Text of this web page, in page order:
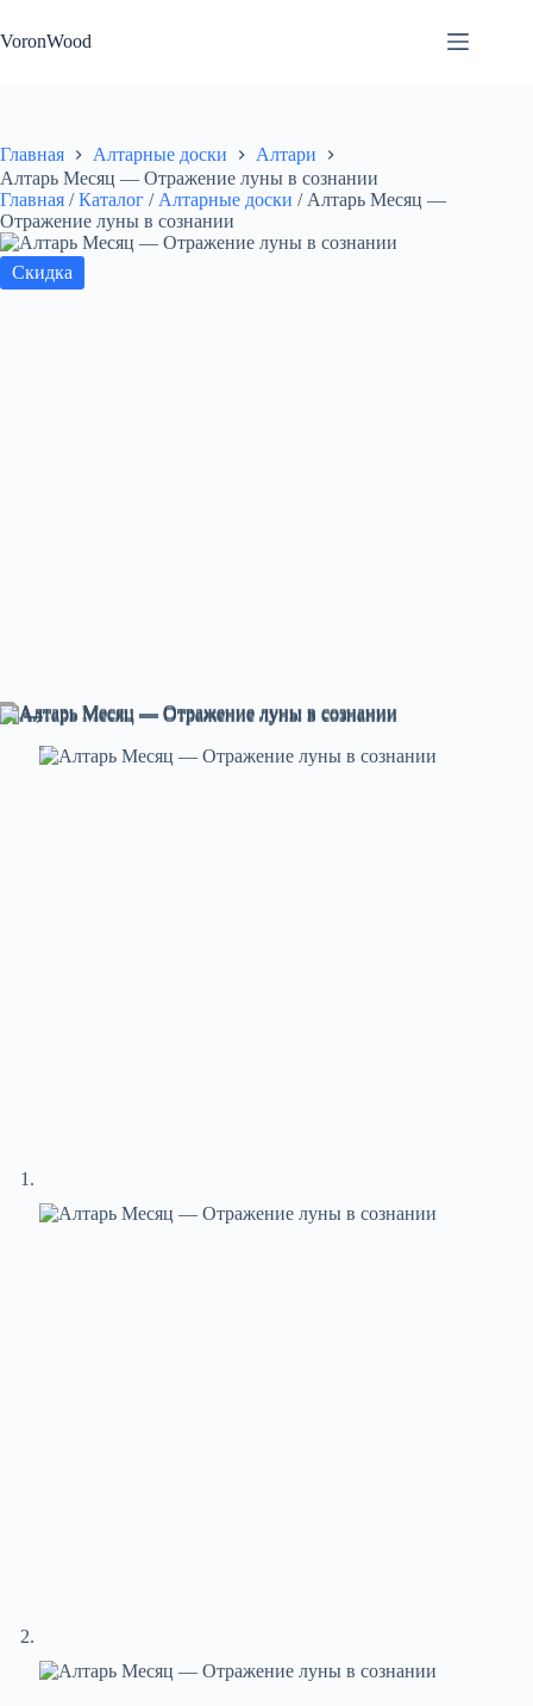
к
сути
VoronWood
Главная Алтарные доски
Алтари
Алтарь Месяц — Отражение луны в сознании
Главная / Каталог / Алтарные доски / Алтарь Месяц —
Отражение луны в сознании
Скидка